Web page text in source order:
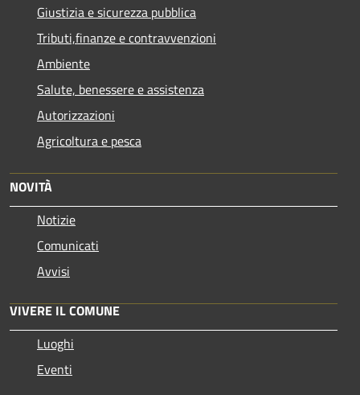
Giustizia e sicurezza pubblica
Tributi,finanze e contravvenzioni
Ambiente
Salute, benessere e assistenza
Autorizzazioni
Agricoltura e pesca
NOVITÀ
Notizie
Comunicati
Avvisi
VIVERE IL COMUNE
Luoghi
Eventi